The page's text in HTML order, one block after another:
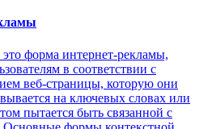
форма интернет-рекламы,
в соответствии с
веб-страницы, которую они
на ключевых словах или
пытается быть связанной с